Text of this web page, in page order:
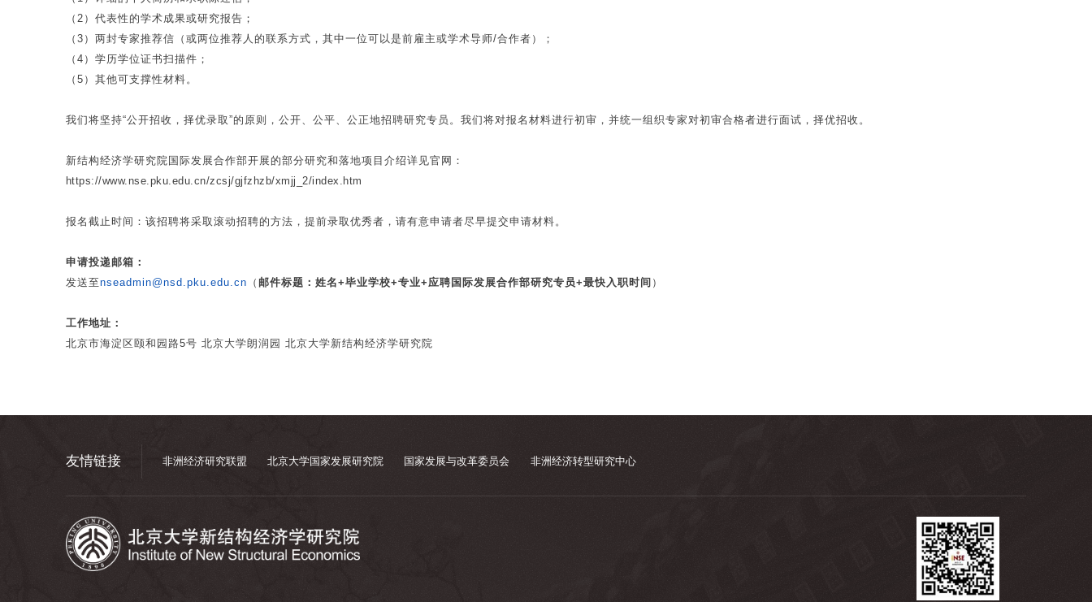
（2）代表性的学术成果或研究报告；
（3）两封专家推荐信（或两位推荐人的联系方式，其中一位可以是前雇主或学术导师/合作者）；
（4）学历学位证书扫描件；
（5）其他可支撑性材料。
我们将坚持“公开招收，择优录取”的原则，公开、公平、公正地招聘研究专员。我们将对报名材料进行初审，并统一组织专家对初审合格者进行面试，择优招收。
新结构经济学研究院国际发展合作部开展的部分研究和落地项目介绍详见官网：
https://www.nse.pku.edu.cn/zcsj/gjfzhzb/xmjj_2/index.htm
报名截止时间：该招聘将采取滚动招聘的方法，提前录取优秀者，请有意申请者尽早提交申请材料。
申请投递邮箱：
发送至nseadmin@nsd.pku.edu.cn （ 邮件标题：姓名+毕业学校+专业+应聘国际发展合作部研究专员+最快入职时间 ）
工作地址：
北京市海淀区颐和园路5号 北京大学朗润园 北京大学新结构经济学研究院
友情链接 非洲经济研究联盟 北京大学国家发展研究院 国家发展与改革委员会 非洲经济转型研究中心